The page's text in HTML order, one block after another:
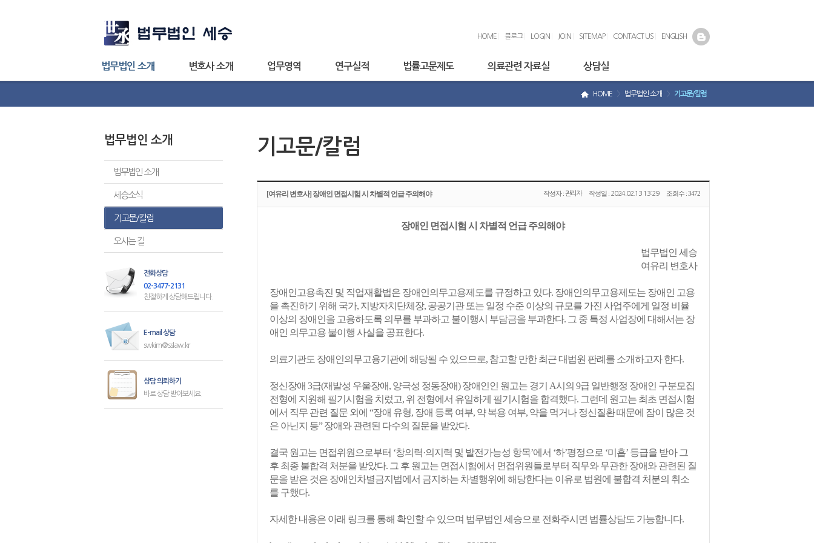
HOME 블로그| LOGIN JOIN SITEMAP| CONTACT US ENGLISH
법무법인 소개 변호사 소개 업무영역 연구실적 법률고문제도 의료관련 자료실 상담실
HOME > 법무법인 소개 > 기고문/칼럼
법무법인 소개
법무법인 소개
세승소식
기고문/칼럼
오시는 길
전화상담
02-3477-2131
친절하게 상담해드립니다.
E-mail 상담
swkim@sslaw.kr
상담 의뢰하기
바로 상담 받아보세요.
기고문/칼럼
[여유리 변호사] 장애인 면접시험 시 차별적 언급 주의해야 작성자 : 관리자 작성일 : 2024.02.13 13:29 조회수 :3472
장애인 면접시험 시 차별적 언급 주의해야
법무법인 세승
여유리 변호사
장애인고용촉진 및 직업재활법은 장애인의무고용제도를 규정하고 있다. 장애인의무고용제도는 장애인 고용
을 촉진하기 위해 국가, 지방자치단체장, 공공기관 또는 일정 수준 이상의 규모를 가진 사업주에게 일정 비율
이상의 장애인을 고용하도록 의무를 부과하고 불이행시 부담금을 부과한다. 그 중 특정 사업장에 대해서는 장
애인 의무고용 불이행 사실을 공표한다.
의료기관도 장애인의무고용기관에 해당될 수 있으므로, 참고할 만한 최근 대법원 판례를 소개하고자 한다.
정신장애 3급(재발성 우울장애, 양극성 정동장애) 장애인인 원고는 경기 A시의 9급 일반행정 장애인 구분모집
전형에 지원해 필기시험을 치렀고, 위 전형에서 유일하게 필기시험을 합격했다. 그런데 원고는 최초 면접시험
에서 직무 관련 질문 외에 “장애 유형, 장애 등록 여부, 약 복용 여부, 약을 먹거나 정신질환 때문에 잠이 많은 것
은 아닌지 등” 장애와 관련된 다수의 질문을 받았다.
결국 원고는 면접위원으로부터 ‘창의력·의지력 및 발전가능성 항목’에서 ‘하’평정으로 ‘미흡’ 등급을 받아 그
후 최종 불합격 처분을 받았다. 그 후 원고는 면접시험에서 면접위원들로부터 직무와 무관한 장애와 관련된 질
문을 받은 것은 장애인차별금지법에서 금지하는 차별행위에 해당한다는 이유로 법원에 불합격 처분의 취소
를 구했다.
자세한 내용은 아래 링크를 통해 확인할 수 있으며 법무법인 세승으로 전화주시면 법률상담도 가능합니다.